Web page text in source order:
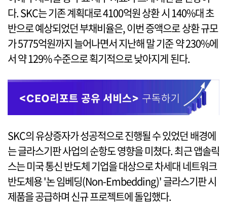
다. SKC는 기존 계획대로 4100억원 상환 시 140%대 초
반으로 예상되었던 부채비율은, 이번 증액으로 상환 규모
가 5775억원까지 늘어나면서 지난해 말 기준 약 230%에
서 약 129% 수준으로 획기적으로 낮아지게 된다.
SKC의 유상증자가 성공적으로 진행될 수 있었던 배경에
는 글라스기판 사업의 순항도 영향을 미쳤다. 최근 앱솔릭
스는 미국 통신 반도체 기업을 대상으로 차세대 네트워크
반도체용 '논 임베딩(Non-Embedding)' 글라스기판 시
제품을 공급하며 신규 프로젝트에 돌입했다.